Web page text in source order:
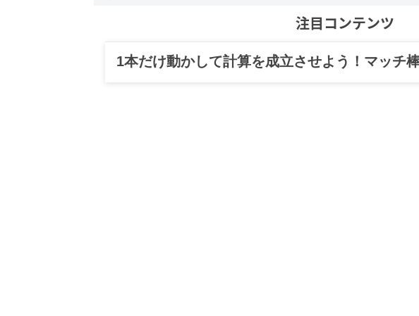
注目コンテンツ
1本だけ動かして計算を成立させよう！マッチ